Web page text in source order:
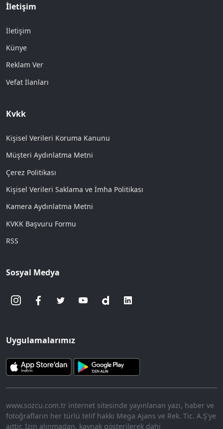
İletişim
İletişim
Künye
Reklam Ver
Vefat İlanları
Kvkk
Kişisel Verileri Koruma Kanunu
Müşteri Aydınlatma Metni
Çerez Politikası
Kişisel Verileri Saklama ve İmha Politikası
Kamera Aydınlatma Metni
KVKK Başvuru Formu
RSS
Sosyal Medya
Uygulamalarımız
www.sozcu.com.tr internet sitesinde yayınlanan yazı, haber ve
fotoğrafların her türlü telif hakkı Mega Ajans ve Rek. Tic. A.Ş'ye
aittir. İzin alınmadan, kaynak gösterilerek dahi